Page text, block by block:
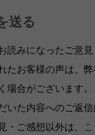
送る
読みになったご意
たお客様の声は、
場合がございます。
いた内容へのご返信
・ご感想以外は、